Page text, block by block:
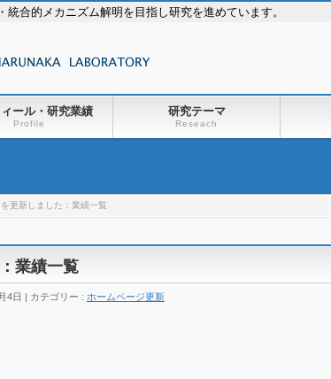
合的メカニズム解明を目指し研究を進めています。
ール・研究業績
Profile
研究テーマ
Reseach
更新しました：業績一覧
業績一覧
4日 カテゴリー : ホームページ更新